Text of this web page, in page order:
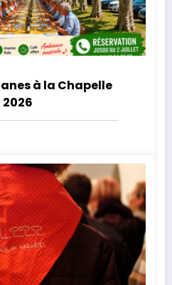
à la Chapelle